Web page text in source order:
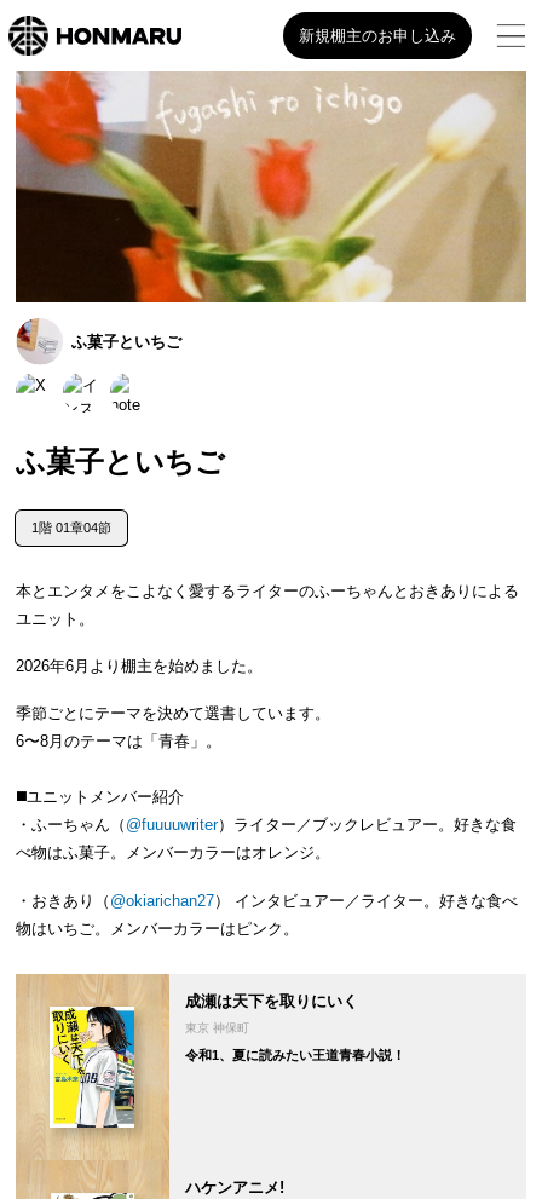
新規棚主のお申し込み
ふ菓子といちご
ふ菓子といちご
1階 01章04節
本とエンタメをこよなく愛するライターのふーちゃんとおきありによる
ユニット。
2026年6月より棚主を始めました。
季節ごとにテーマを決めて選書しています。
6〜8月のテーマは「青春」。
◼️ユニットメンバー紹介
・ふーちゃん（ @fuuuuwriter）ライター／ブックレビュアー。好きな食
べ物はふ菓子。メンバーカラーはオレンジ。
・おきあり（ @okiarichan27） インタビュアー／ライター。好きな食べ
物はいちご。メンバーカラーはピンク。
成瀬は天下を取りにいく
東京 神保町
令和1、夏に読みたい王道青春小説！
ハケンアニメ!